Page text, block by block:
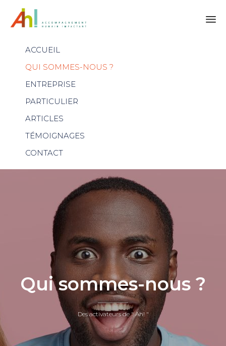
ACCUEIL
QUI SOMMES-NOUS ?
ENTREPRISE
PARTICULIER
ARTICLES
TÉMOIGNAGES
CONTACT
Qui sommes-nous ?
Des activateurs de " Ah! "